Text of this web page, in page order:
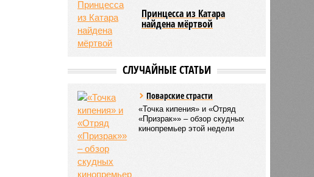
Принцесса из Катара
найдена мёртвой
СЛУЧАЙНЫЕ СТАТЬИ
Поварские страсти
«Точка кипения» и «Отряд
«Призрак»» – обзор скудных
кинопремьер этой недели